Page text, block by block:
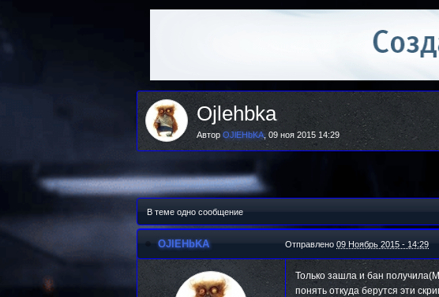
Ojlehbka
Автор OJlEHbKA, 09 ноя 2015 14:29
В теме одно сообщение
OJlEHbKA Отправлено 09 Ноябрь 2015 - 14:29
Только зашла и бан
понять откуда берутся эти